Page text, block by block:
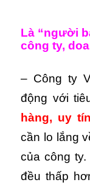
Là “người
công ty,
– Công ty
động với
hàng, uy
cần lo lắng
của công
đều thấp